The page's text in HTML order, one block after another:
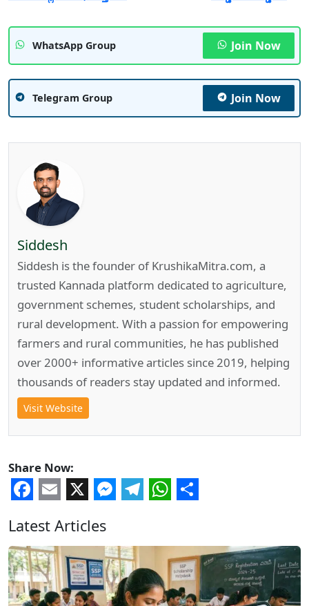
WhatsApp Group Join Now
Telegram Group Join Now
Siddesh
Siddesh is the founder of KrushikaMitra.com, a
trusted Kannada platform dedicated to agriculture,
government schemes, student scholarships, and
rural development. With a passion for empowering
farmers and rural communities, he has published
over 2000+ informative articles since 2019, helping
thousands of readers stay updated and informed.
Visit Website
Share Now:
Latest Articles